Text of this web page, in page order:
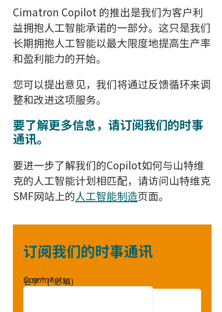
Cimatron Copilot 的推出是我们为客户利
益拥抱人工智能承诺的一部分。这只是我们
长期拥抱人工智能以最大限度地提高生产率
和盈利能力的开始。
您可以提出意见，我们将通过反馈循环来调
整和改进这项服务。
要了解更多信息，请订阅我们的时事
通讯。
要进一步了解我们的Copilot如何与山特维
克的人工智能计划相匹配，请访问山特维克
SMF网站上的人工智能制造页面。
订阅我们的时事通讯
Comments
名字*(*必填)